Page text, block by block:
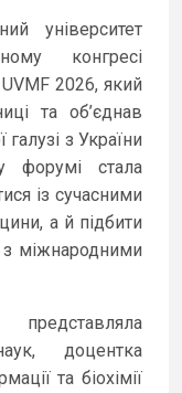
університет
конгресі
2026, який
та об’єднав
з України
стала
із сучасними
а й підбити
з міжнародними
доцентка
та біохімії